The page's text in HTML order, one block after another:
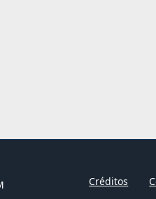
Créditos